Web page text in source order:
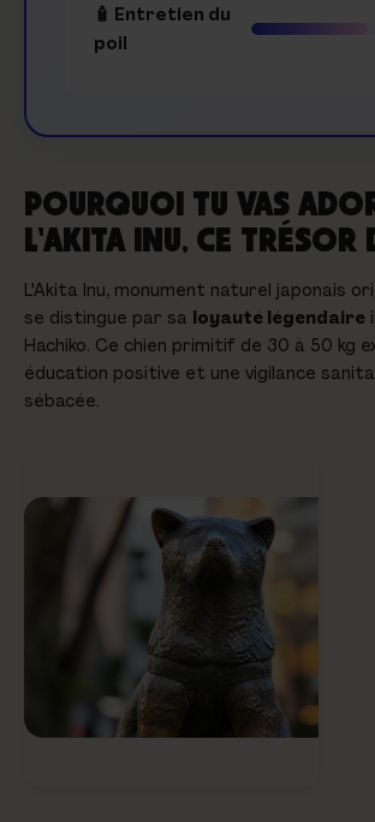
🧴 Entretien du
poil
POURQUOI TU VAS
L'AKITA INU, CE TRÉSOR
L'Akita Inu, monument naturel japonais
se distingue par sa loyauté légendaire
Hachiko. Ce chien primitif de 30 à 50 kg
éducation positive et une vigilance
sébacée.